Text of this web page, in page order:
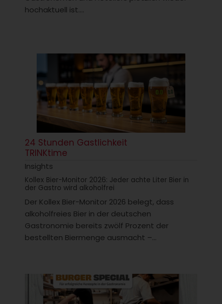
hochaktuell ist....
24 Stunden Gastlichkeit
TRINKtime
Insights
Kollex Bier-Monitor 2026: Jeder achte Liter Bier in
der Gastro wird alkoholfrei
Der Kollex Bier-Monitor 2026 belegt, dass
alkoholfreies Bier in der deutschen
Gastronomie bereits zwölf Prozent der
bestellten Biermenge ausmacht –...